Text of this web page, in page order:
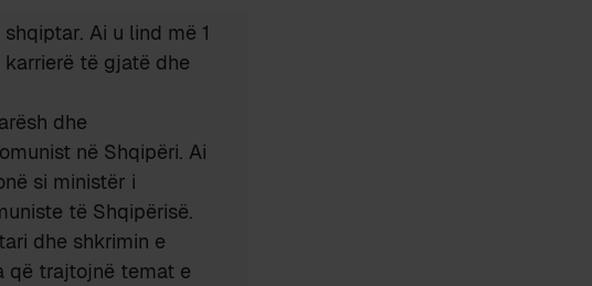
Ai u lind më 1
të gjatë dhe
dhe
në Shqipëri. Ai
si ministër i
të Shqipërisë.
dhe shkrimin e
që trajtojnë temat e